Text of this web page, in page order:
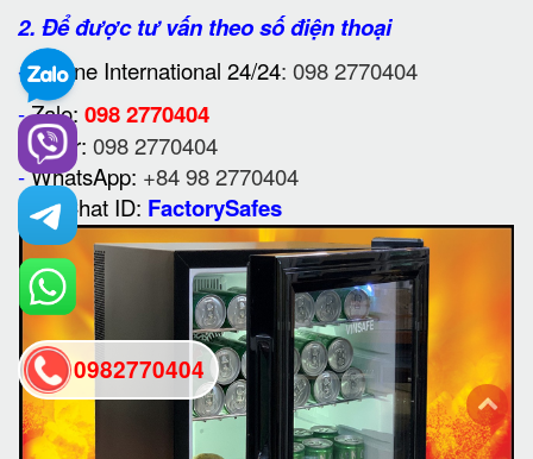
2. Để được tư vấn theo số điện thoại
-Hotline International 24/24: 098 2770404
-Zalo: 098 2770404
Viber: 098 2770404
-WhatsApp: +84 98 2770404
- WeChat ID: FactorySafes
0982770404
back